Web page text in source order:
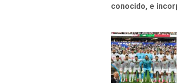
conocido, e